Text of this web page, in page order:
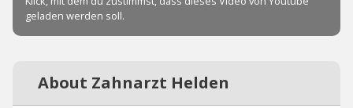
About Zahnarzt Helden